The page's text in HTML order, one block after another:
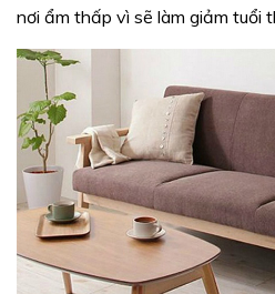
nơi ẩm thấp vì sẽ làm giảm tuổi